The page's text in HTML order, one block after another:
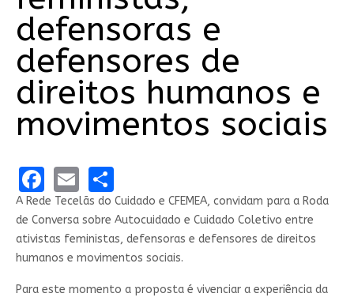
defensoras e
defensores de
direitos humanos e
movimentos sociais
Facebook
EmailShare
A Rede Tecelãs do Cuidado e CFEMEA, convidam para a Roda
de Conversa sobre Autocuidado e Cuidado Coletivo entre
ativistas feministas, defensoras e defensores de direitos
humanos e movimentos sociais.
Para este momento a proposta é vivenciar a experiência da